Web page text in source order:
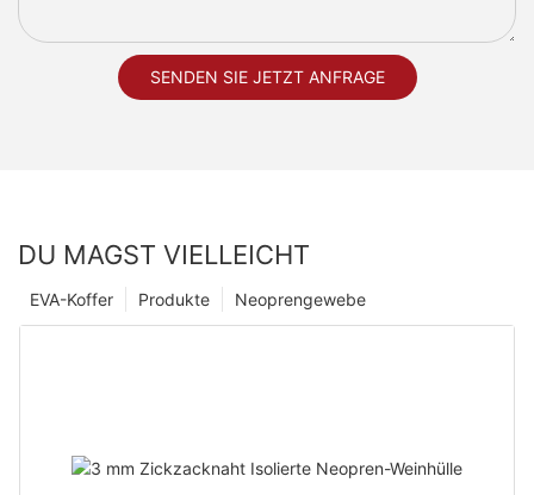
SENDEN SIE JETZT ANFRAGE
DU MAGST VIELLEICHT
Neoprengewebe
Produkte
EVA-Koffer